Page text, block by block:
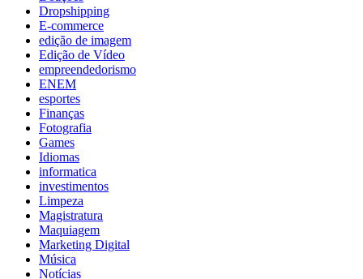
Dropshipping
E-commerce
edição de imagem
Edição de Vídeo
empreendedorismo
ENEM
esportes
Finanças
Fotografia
Games
Idiomas
informatica
investimentos
Limpeza
Magistratura
Maquiagem
Marketing Digital
Música
Notícias